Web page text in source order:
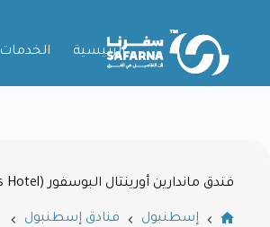
الرئيسية الخدمات
فندق ماندارين أورينتال البوسفور (Mandarin Oriental Bosphorus Hotel)
إسطنبول
فنادق إسطنبول